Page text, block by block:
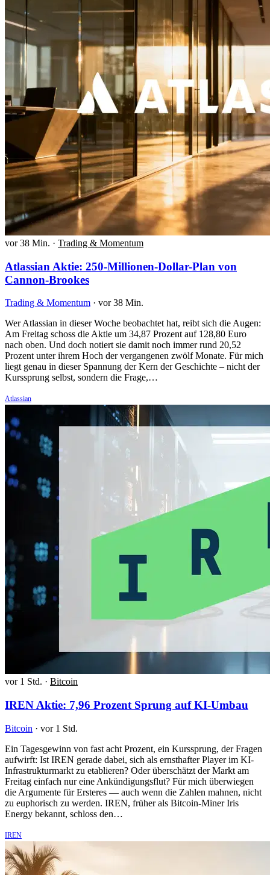
vor 38 Min. · Trading & Momentum
Atlassian Aktie: 250-Millionen-Dollar-Plan von
Cannon-Brookes
Trading & Momentum · vor 38 Min.
Wer Atlassian in dieser Woche beobachtet hat, reibt sich die Augen:
Am Freitag schoss die Aktie um 34,87 Prozent auf 128,80 Euro
nach oben. Und doch notiert sie damit noch immer rund 20,52
Prozent unter ihrem Hoch der vergangenen zwölf Monate. Für mich
liegt genau in dieser Spannung der Kern der Geschichte – nicht der
Kurssprung selbst, sondern die Frage,…
Atlassian
vor 1 Std. · Bitcoin
IREN Aktie: 7,96 Prozent Sprung auf KI-Umbau
Bitcoin · vor 1 Std.
Ein Tagesgewinn von fast acht Prozent, ein Kurssprung, der Fragen
aufwirft: Ist IREN gerade dabei, sich als ernsthafter Player im KI-
Infrastrukturmarkt zu etablieren? Oder überschätzt der Markt am
Freitag einfach nur eine Ankündigungsflut? Für mich überwiegen
die Argumente für Ersteres — auch wenn die Zahlen mahnen, nicht
zu euphorisch zu werden. IREN, früher als Bitcoin-Miner Iris
Energy bekannt, schloss den…
IREN